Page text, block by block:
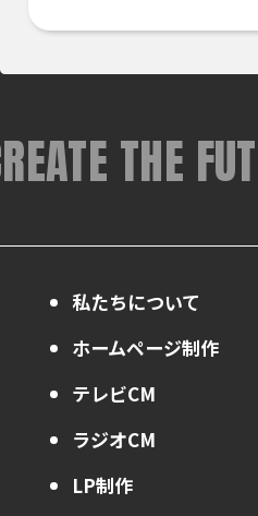
THE
私たちについて
ホームページ制作
テレビCM
ラジオCM
LP制作